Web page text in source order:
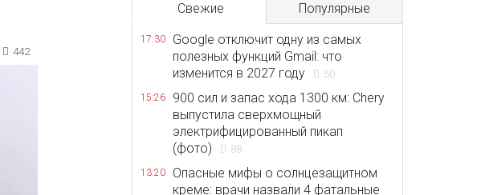
442
Свежие Популярные
17:30
Google отключит одну из самых
полезных функций Gmail: что
изменится в 2027 году
50
15:26
900 сил и запас хода 1300 км: Chery
выпустила сверхмощный
электрифицированный пикап
(фото)
88
13:20
Опасные мифы о солнцезащитном
креме: врачи назвали 4 фатальные